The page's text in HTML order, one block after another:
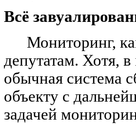
Всё
Мониторинг,
депутатам. Хотя,
обычная система
объекту с
задачей